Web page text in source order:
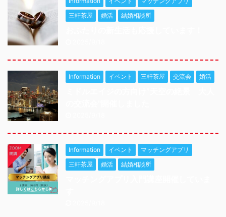
三軒茶屋
婚活 結婚相談所
Information イベント 三軒茶屋 交流会 婚活
Information イベント
マッチングアプリ
三軒茶屋
婚活 結婚相談所